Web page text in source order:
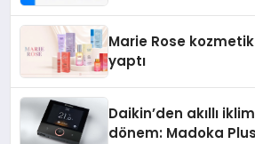
Marie Rose
yaptı
Daikin’den akıllı
dönem: Madoka